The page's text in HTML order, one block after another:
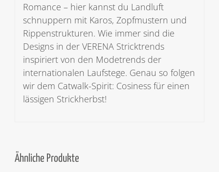
Romance – hier kannst du Landluft
schnuppern mit Karos, Zopfmustern und
Rippenstrukturen. Wie immer sind die
Designs in der VERENA Stricktrends
inspiriert von den Modetrends der
internationalen Laufstege. Genau so folgen
wir dem Catwalk-Spirit: Cosiness für einen
lässigen Strickherbst!
Ähnliche Produkte